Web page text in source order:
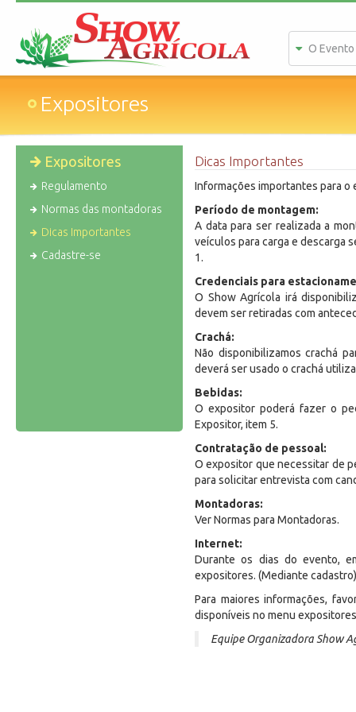
O Evento
Expositores
Expositores
Regulamento
Normas das montadoras
Dicas Importantes
Cadastre-se
Dicas Importantes
Informações importantes para o
Período de montagem:
A data para ser realizada a
veículos para carga e descarga
1.
Credenciais para
O Show Agrícola irá
devem ser retiradas com
Crachá:
Não disponibilizamos crachá
deverá ser usado o crachá
Bebidas:
O expositor poderá fazer o
Expositor, item 5.
Contratação de pessoal:
O expositor que necessitar de
para solicitar entrevista com
Montadoras:
Ver Normas para Montadoras.
Internet:
Durante os dias do evento,
expositores. (Mediante cadastro)
Para maiores informações,
disponíveis no menu
Equipe Organizadora Show